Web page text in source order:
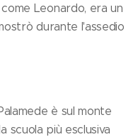
Leonardo, era un
durante l'assedio
è sul monte
scuola più esclusiva